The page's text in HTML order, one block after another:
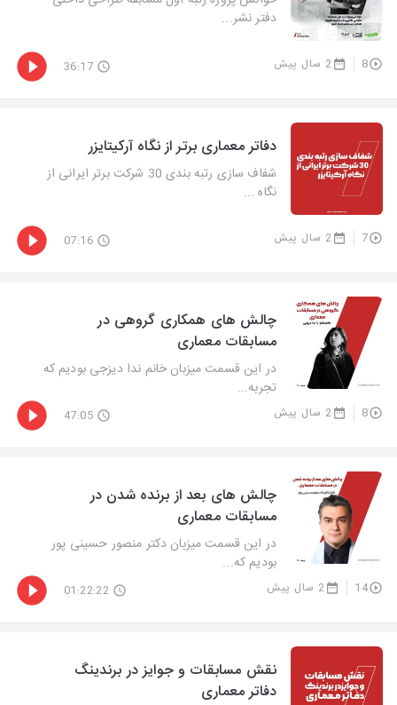
دفتر نشر...
8 2 سال پیش 36:17
دفاتر معماری برتر از نگاه آرکیتایزر
شفاف سازی رتبه بندی 30 شرکت برتر ایرانی از
نگاه ...
7 2 سال پیش 07:16
چالش های همکاری گروهی در
مسابقات معماری
در این قسمت میزبان خانم ندا دیزجی بودیم که
تجربه...
8 2 سال پیش 47:05
چالش های بعد از برنده شدن در
مسابقات معماری
در این قسمت میزبان دکتر منصور حسینی پور
بودیم که...
14 2 سال پیش 01:22:22
نقش مسابقات و جوایز در برندینگ
دفاتر معماری